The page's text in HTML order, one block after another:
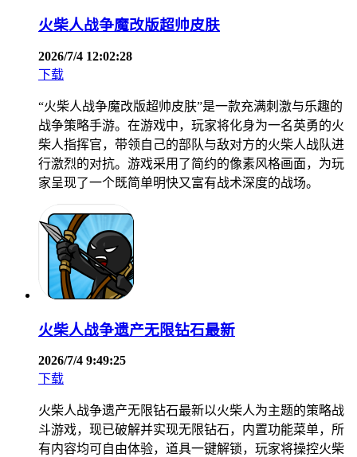
火柴人战争魔改版超帅皮肤
2026/7/4 12:02:28
下载
“火柴人战争魔改版超帅皮肤”是一款充满刺激与乐趣的
战争策略手游。在游戏中，玩家将化身为一名英勇的火
柴人指挥官，带领自己的部队与敌对方的火柴人战队进
行激烈的对抗。游戏采用了简约的像素风格画面，为玩
家呈现了一个既简单明快又富有战术深度的战场。
火柴人战争遗产无限钻石最新
2026/7/4 9:49:25
下载
火柴人战争遗产无限钻石最新以火柴人为主题的策略战
斗游戏，现已破解并实现无限钻石，内置功能菜单，所
有内容均可自由体验，道具一键解锁，玩家将操控火柴